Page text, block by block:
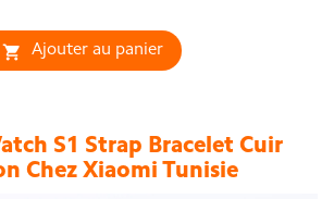
 Ajouter au panier
S1 Strap Bracelet Cuir
Chez Xiaomi Tunisie